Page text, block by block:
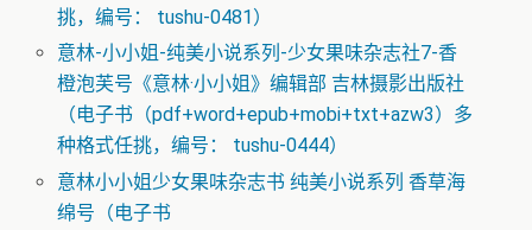
挑，编号： tushu-0481）
意林-小小姐-纯美小说系列-少女果味杂志社7-香
橙泡芙号《意林·小小姐》编辑部 吉林摄影出版社
（电子书（pdf+word+epub+mobi+txt+azw3）多
种格式任挑，编号： tushu-0444）
意林小小姐少女果味杂志书 纯美小说系列 香草海
绵号（电子书